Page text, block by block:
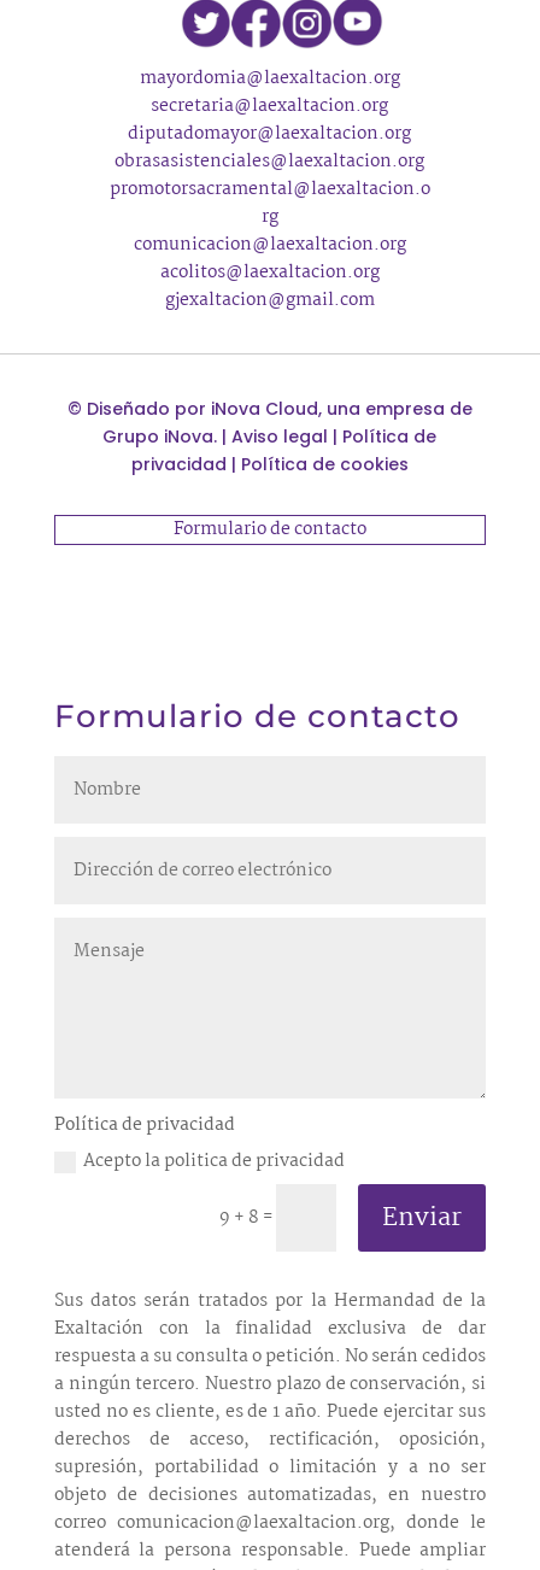
mayordomia@laexaltacion.org
secretaria@laexaltacion.org
diputadomayor@laexaltacion.org
obrasasistenciales@laexaltacion.org
promotorsacramental@laexaltacion.o
rg
comunicacion@laexaltacion.org
acolitos@laexaltacion.org
gjexaltacion@gmail.com
© Diseñado por iNova Cloud, una empresa de
Grupo iNova. |Aviso legal | Política de
privacidad | Política de cookies
Formulario de contacto
Formulario de contacto
Política de privacidad
Acepto la politica de privacidad
9 + 8 = Enviar
Sus datos serán tratados por la Hermandad de la
Exaltación con la finalidad exclusiva de dar
respuesta a su consulta o petición. No serán cedidos
a ningún tercero. Nuestro plazo de conservación, si
usted no es cliente, es de 1 año. Puede ejercitar sus
derechos de acceso, rectificación, oposición,
supresión, portabilidad o limitación y a no ser
objeto de decisiones automatizadas, en nuestro
correo comunicacion@laexaltacion.org, donde le
atenderá la persona responsable. Puede ampliar